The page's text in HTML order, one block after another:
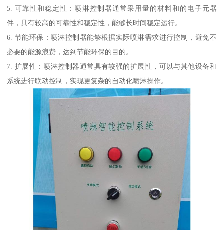
5. 可靠性和稳定性：喷淋控制器通常采用量的材料和的电子元器
件，具有较高的可靠性和稳定性，能够长时间稳定运行。
6. 节能环保：喷淋控制器能够根据实际喷淋需求进行控制，避免不
必要的能源浪费，达到节能环保的目的。
7. 扩展性：喷淋控制器通常具有较强的扩展性，可以与其他设备和
系统进行联动控制，实现更复杂的自动化喷淋操作。